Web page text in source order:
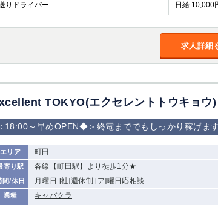
りドライバー 日給 10,000
求人詳細
TOKYO(エクセレントトウキョウ)
18:00～早めOPEN◆＞終電まででもしっかり稼げま
エリア 町田
寄り駅 各線【町田駅】より徒歩1分★
間/休日 月曜日 [社]週休制 [ア]曜日応相談
業種 キャバクラ
大宮
南浦和
所沢 熊谷
茂原
松戸 八千代台
浦安
宇都宮
土浦